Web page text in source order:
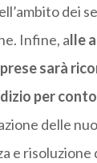
dei
Infine, alle
sarà
per
delle
e risoluzione